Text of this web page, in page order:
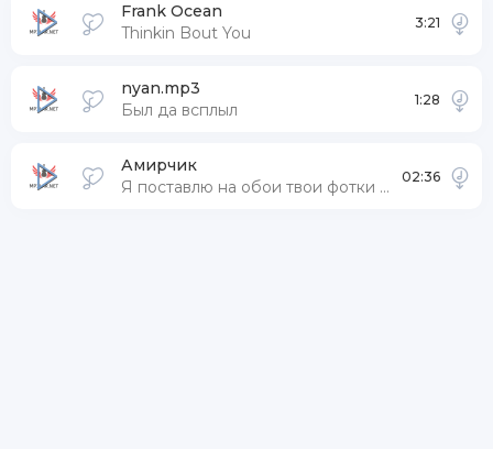
Frank Ocean
Thinkin Bout You
3:21
nyan.mp3
Был да всплыл
1:28
Амирчик
Я поставлю на обои твои фотки в телефоне
02:36